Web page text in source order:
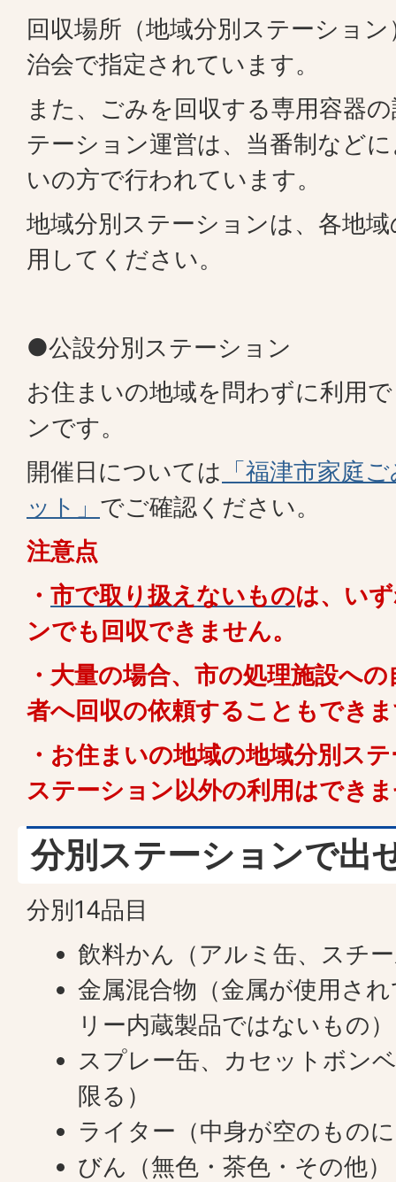
回収場所（地域分別ステーショ
治会で指定されています。
また、ごみを回収する専用容器
テーション運営は、当番制など
いの方で行われています。
地域分別ステーションは、各地
用してください。
●公設分別ステーション
お住まいの地域を問わずに利用
ンです。
開催日については 「福津市家庭
ット」 でご確認ください。
注意点
・ 市で取り扱えないものは、い
ンでも回収できません。
・大量の場合、市の処理施設へ
者へ回収の依頼することもでき
・お住まいの地域の地域分別ス
ステーション以外の利用はでき
分別ステーションで出
分別14品目
飲料かん（アルミ缶、スチ
金属混合物（金属が使用さ
リー内蔵製品ではないもの）
スプレー缶、カセットボン
限る）
ライター（中身が空のもの
びん（無色・茶色・その他）